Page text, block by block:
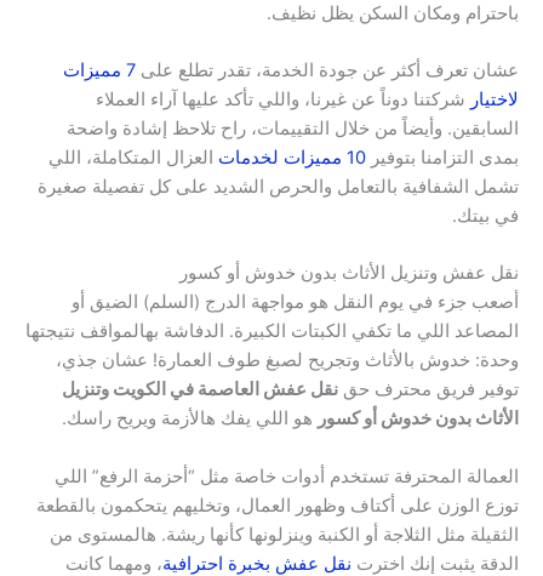
باحترام ومكان السكن يظل نظيف.
عشان تعرف أكثر عن جودة الخدمة، تقدر تطلع على
7 مميزات
لاختيار شركتنا دوناً عن غيرنا، واللي تأكد عليها آراء العملاء
السابقين. وأيضاً من خلال التقييمات، راح تلاحظ إشادة واضحة
بمدى التزامنا بتوفير 10 مميزات لخدمات
العزال المتكاملة، اللي
تشمل الشفافية بالتعامل والحرص الشديد على كل تفصيلة صغيرة
في بيتك.
نقل عفش وتنزيل الأثاث بدون خدوش أو كسور
أصعب جزء في يوم النقل هو مواجهة الدرج (السلم) الضيق أو
المصاعد اللي ما تكفي الكبتات الكبيرة. الدفاشة بهالمواقف نتيجتها
وحدة: خدوش بالأثاث وتجريح لصبغ طوف العمارة! عشان جذي،
توفير فريق محترف حق نقل عفش العاصمة في الكويت وتنزيل
الأثاث بدون خدوش أو كسور هو اللي يفك هالأزمة ويريح راسك.
العمالة المحترفة تستخدم أدوات خاصة مثل “أحزمة الرفع” اللي
توزع الوزن على أكتاف وظهور العمال، وتخليهم يتحكمون بالقطعة
الثقيلة مثل الثلاجة أو الكنبة وينزلونها كأنها ريشة. هالمستوى من
الدقة يثبت إنك اخترت نقل عفش بخبرة احترافية، ومهما كانت